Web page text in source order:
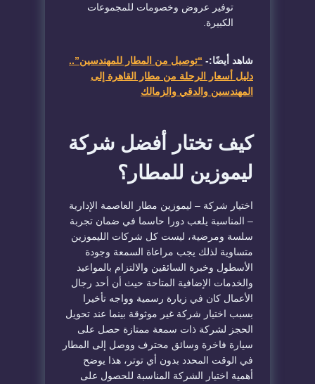
توفير عروض وخصومات للمجموعات
الكبيرة.
شاهد أيضًا:- “توصيل من المطار للمهندسين”..
دليل أسعار الرحلة من مطار القاهرة إلى
المهندسين والدقي والزمالك
كيف تختار أفضل شركة
ليموزين للمطار؟
اختيار شركة – ليموزين مطار العاصمة الإدارية
– المناسبة يلعب دورا حاسما في ضمان تجربة
سلسة ومرضية، ليست كل شركات الليموزين
متساوية لذلك يجب مراعاة السمعة وجودة
الأسطول وخبرة السائقين والالتزام بالمواعيد
والخدمات الإضافية المتاحة حيث أن أحد رجال
الأعمال كان في زيارة رسمية وواجه تأخيرا
بسبب اختيار شركة غير موثوقة بينما عند تحويل
الحجز لشركة ذات سمعة ممتازة حصل على
سيارة فاخرة وسائق محترف ووصل إلى المطار
في الوقت المحدد بدون أي توتر، هذا يوضح
أهمية اختيار الشركة المناسبة للحصول على